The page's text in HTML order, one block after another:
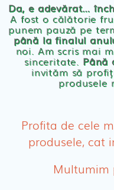
Servetele umede
Cosmetice BEBE
Olita Bio Naty
Absorbante Post-Natale
Absorbante
Da, e adevărat…
A fost o călătorie
punem pauză pe
până la finalul
noi. Am scris mai
sinceritate. Până
invităm să
produsele
Profita de cele
produsele, cat
Multumim